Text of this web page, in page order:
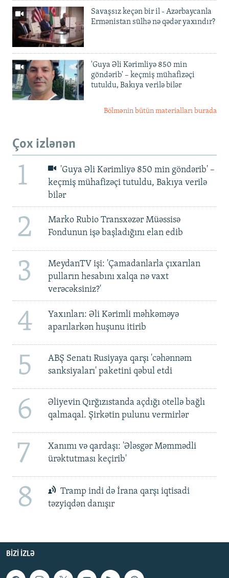
Savaşsız keçən bir il - Azərbaycanla
Ermənistan sülhə nə qədər yaxındır?
'Guya Əli Kərimliyə 850 min
göndərib' – keçmiş mühafizəçi
tutuldu, Bakıya verilə bilər
Bölmənin bütün materialları burada
Çox izlənən
1
'Guya Əli Kərimliyə 850 min göndərib' –
keçmiş mühafizəçi tutuldu, Bakıya verilə
bilər
2
Marko Rubio Transxəzər Müəssisə
Fondunun işə başladığını elan edib
3
MeydanTV işi: 'Çamadanlarla çıxarılan
pulların hesabını xalqa nə vaxt
verəcəksiniz?'
4
Yaxınları: Əli Kərimli məhkəməyə
aparılarkən huşunu itirib
5
ABŞ Senatı Rusiyaya qarşı 'cəhənnəm
sanksiyaları' paketini qəbul etdi
6
Əliyevin Qırğızıstanda açdığı otellə bağlı
qalmaqal. Şirkətin pulunu vermirlər
7
Xanımı və qardaşı: 'Ələsgər Məmmədli
ürəktutması keçirib'
8
Tramp indi də İrana qarşı iqtisadi
təzyiqdən danışır
BIZI IZLƏ